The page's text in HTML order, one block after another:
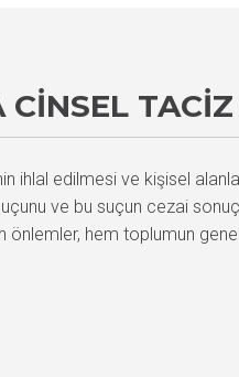
ihlal edilmesi ve kişisel
ve bu suçun cezai
önlemler, hem toplumun